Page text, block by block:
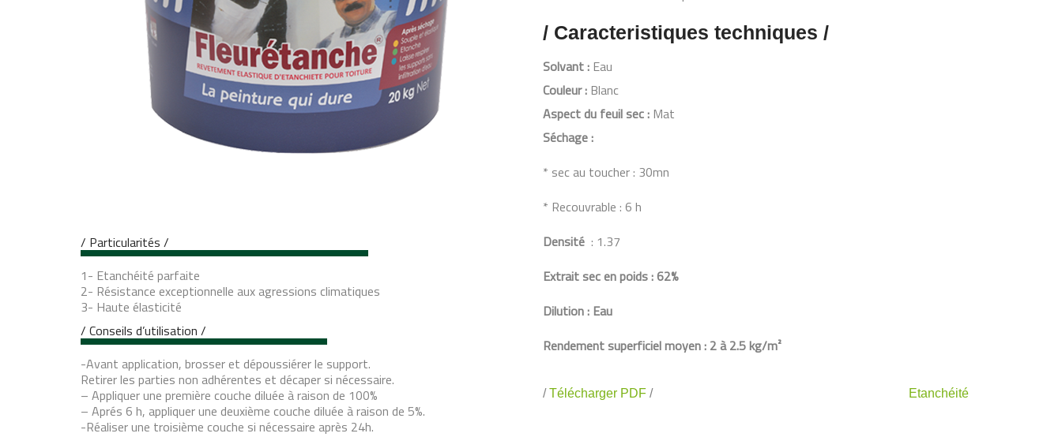
/ Caracteristiques techniques /
Solvant : Eau
Couleur : Blanc
Aspect du feuil sec : Mat
Séchage :
* sec au toucher : 30mn
* Recouvrable : 6 h
Densité : 1.37
Extrait sec en poids : 62%
Dilution : Eau
Rendement superficiel moyen : 2 à 2.5 kg/m²
/Télécharger PDF / Etanchéité
/ Particularités /
1- Etanchéité parfaite
2- Résistance exceptionnelle aux agressions climatiques
3- Haute élasticité
/ Conseils d’utilisation /
-Avant application, brosser et dépoussiérer le support.
Retirer les parties non adhérentes et décaper si nécessaire.
– Appliquer une première couche diluée à raison de 100%
– Aprés 6 h, appliquer une deuxième couche diluée à raison de 5%.
-Réaliser une troisième couche si nécessaire après 24h.